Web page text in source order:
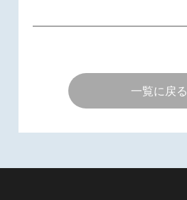
一覧に戻る